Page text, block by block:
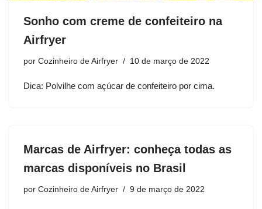
Sonho com creme de confeiteiro na
Airfryer
por Cozinheiro de Airfryer 10 de março de 2022
Dica: Polvilhe com açúcar de confeiteiro por cima.
Marcas de Airfryer: conheça todas as
marcas disponíveis no Brasil
por Cozinheiro de Airfryer 9 de março de 2022